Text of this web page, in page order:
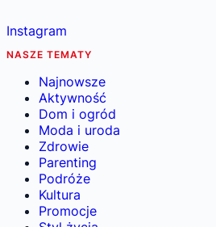
Instagram
NASZE TEMATY
Najnowsze
Aktywność
Dom i ogród
Moda i uroda
Zdrowie
Parenting
Podróże
Kultura
Promocje